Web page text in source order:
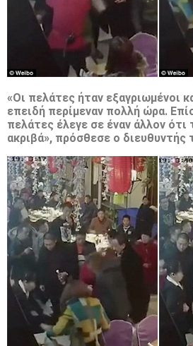
«Οι πελάτες ήταν εξαγριωμένοι
επειδή περίμεναν πολλή ώρα.
πελάτες έλεγε σε έναν άλλον
ακριβά», πρόσθεσε ο διευθυντής